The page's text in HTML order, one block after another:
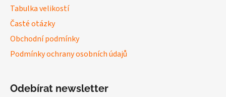
Tabulka velikostí
Časté otázky
Obchodní podmínky
Podmínky ochrany osobních údajů
Odebírat newsletter